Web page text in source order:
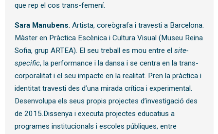
que rep el cos trans-femení.
Sara Manubens. Artista, coreògrafa i travesti a Barcelona.
Màster en Pràctica Escènica i Cultura Visual (Museu Reina
Sofia, grup ARTEA). El seu treball es mou entre el site-
specific, la performance i la dansa i se centra en la trans-
corporalitat i el seu impacte en la realitat. Pren la pràctica i
identitat travesti des d’una mirada crítica i experimental.
Desenvolupa els seus propis projectes d’investigació des
de 2015.Dissenya i executa projectes educatius a
programes institucionals i escoles públiques, entre